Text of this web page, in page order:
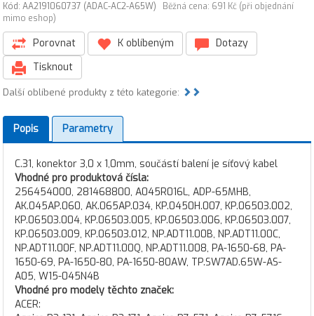
Kód: AA2191060737 (ADAC-AC2-A65W)
Běžná cena: 691 Kč (při objednání
mimo eshop)
Porovnat K oblíbeným
Dotazy
Tisknout
Další oblíbené produkty z této kategorie:
Popis Parametry
C.31, konektor 3,0 x 1,0mm, součástí balení je síťový kabel
Vhodné pro produktová čísla:
256454000, 281468800, A045R016L, ADP-65MHB,
AK.045AP.060, AK.065AP.034, KP.0450H.007, KP.06503.002,
KP.06503.004, KP.06503.005, KP.06503.006, KP.06503.007,
KP.06503.009, KP.06503.012, NP.ADT11.00B, NP.ADT11.00C,
NP.ADT11.00F, NP.ADT11.00Q, NP.ADT11.008, PA-1650-68, PA-
1650-69, PA-1650-80, PA-1650-80AW, TP.SW7AD.65W-AS-
A05, W15-045N4B
Vhodné pro modely těchto značek:
ACER: